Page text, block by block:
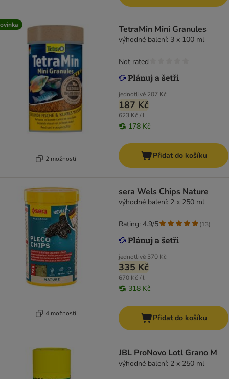
2 možností
TetraMin Mini Granules
výhodné balení: 3 x 100 ml
jednotlivě 207 Kč
187 Kč
623 Kč / l
178 Kč
Not rated
Přidat do košíku
4 možností
sera Wels Chips Nature
výhodné balení: 2 x 250 ml
jednotlivě 370 Kč
335 Kč
670 Kč / l
318 Kč
Rating: 4.9/5 (13)
Přidat do košíku
JBL ProNovo Lotl Grano M
výhodné balení: 2 x 250 ml